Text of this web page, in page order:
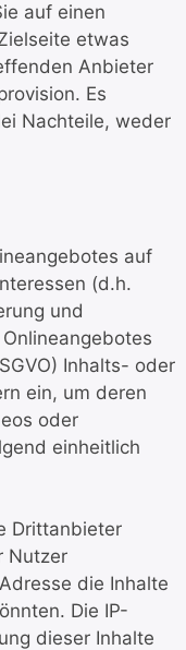
auf einen
etwas
Anbieter
Es
Nachteile, weder
auf
(d.h.
und
Inhalts- oder
ein, um deren
oder
einheitlich
Drittanbieter
Nutzer
die Inhalte
Die IP-
dieser Inhalte